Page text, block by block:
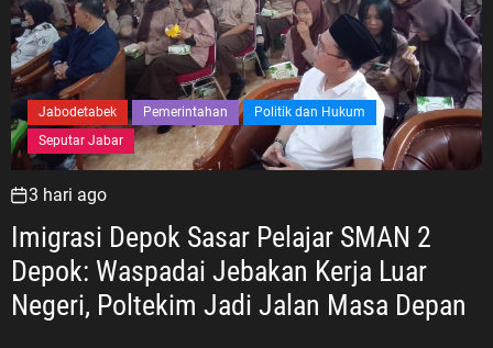
Jabodetabek Pemerintahan
Politik dan Hukum
Seputar Jabar
3 hari ago
Imigrasi Depok Sasar Pelajar SMAN 2
Depok: Waspadai Jebakan Kerja Luar